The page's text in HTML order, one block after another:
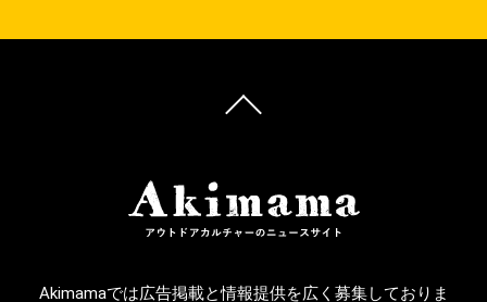
Akimamaでは広告掲載と情報提供を広く募集しておりま